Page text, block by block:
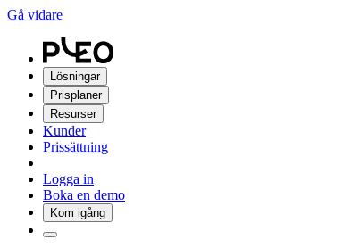
Gå vidare
Lösningar
Prisplaner
Resurser
Kunder
Prissättning
Logga in
Boka en demo
Kom igång